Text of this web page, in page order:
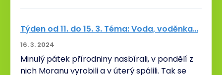
Týden od 11. do 15. 3. Téma: Voda, voděnka…
16. 3. 2024
Minulý pátek přírodniny nasbírali, v pondělí z
nich Moranu vyrobili a v úterý spálili. Tak se